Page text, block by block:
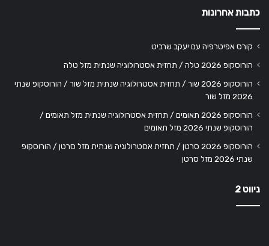
כתבות אחרונות
קורס אפיטרפיה עם יעקב שרביט
הורוסקופ 2026 טלה / תחזית אסטרולוגיה שנתית מזל טלה
הורוסקופ 2026 שור / תחזית אסטרולוגיה שנתית מזל שור / הורוסקופ שנתי
2026 מזל שור
הורוסקופ 2026 תאומים / תחזית אסטרולוגיה שנתית מזל תאומים /
הורוסקופ שנתי 2026 מזל תאומים
הורוסקופ 2026 סרטן / תחזית אסטרולוגיה שנתית מזל סרטן / הורוסקופ
שנתי 2026 מזל סרטן
ניווט 2